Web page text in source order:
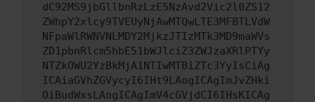
dC92MS9jbGllbnRzLzE5NzAvd2Vic2l0ZS12
ZWhpY2xlcy9TVEUyNjAwMTQwLTE3MFBTLVdW
NFpaWlRWNVNLMDY2MjkzJTIzMTk3MD9maWVs
ZD1pbnRlcm5hbE51bWJlciZ3ZWJzaXRlPTYy
NTZkOWU2YzBkMjA1NTIwMTBiZTc3YyIsCiAg
ICAiaGVhZGVycyI6IHt9LAogICAgImJvZHki
OiBudWxsLAogICAgImV4cGVjdCI6IHsKICAg